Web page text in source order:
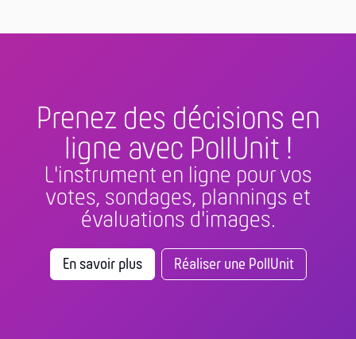
Prenez des décisions en
ligne avec PollUnit !
L'instrument en ligne pour vos
votes, sondages, plannings et
évaluations d'images.
En savoir plus Réaliser une PollUnit